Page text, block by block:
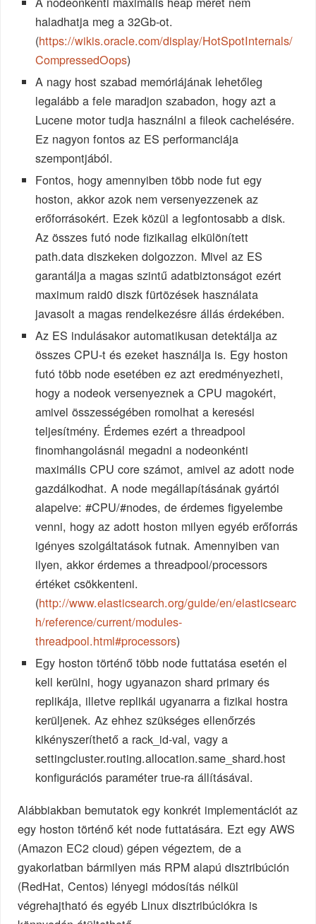
haladhatja meg a 32Gb-ot.
(https://wikis.oracle.com/display/HotSpotInternals/
CompressedOops)
A nagy host szabad memóriájának lehetőleg
legalább a fele maradjon szabadon, hogy azt a
Lucene motor tudja használni a fileok cachelésére.
Ez nagyon fontos az ES performanciája
szempontjából.
Fontos, hogy amennyiben több node fut egy
hoston, akkor azok nem versenyezzenek az
erőforrásokért. Ezek közül a legfontosabb a disk.
Az összes futó node fizikailag elkülönített
path.data diszkeken dolgozzon. Mivel az ES
garantálja a magas szintű adatbiztonságot ezért
maximum raid0 diszk fürtözések használata
javasolt a magas rendelkezésre állás érdekében.
Az ES indulásakor automatikusan detektálja az
összes CPU-t és ezeket használja is. Egy hoston
futó több node esetében ez azt eredményezheti,
hogy a nodeok versenyeznek a CPU magokért,
amivel összességében romolhat a keresési
teljesítmény. Érdemes ezért a threadpool
finomhangolásnál megadni a nodeonkénti
maximális CPU core számot, amivel az adott node
gazdálkodhat. A node megállapításának gyártói
alapelve: #CPU/#nodes, de érdemes figyelembe
venni, hogy az adott hoston milyen egyéb erőforrás
igényes szolgáltatások futnak. Amennyiben van
ilyen, akkor érdemes a threadpool/processors
értéket csökkenteni.
(http://www.elasticsearch.org/guide/en/elasticsearc
h/reference/current/modules-
threadpool.html#processors)
Egy hoston történő több node futtatása esetén el
kell kerülni, hogy ugyanazon shard primary és
replikája, illetve replikái ugyanarra a fizikai hostra
kerüljenek. Az ehhez szükséges ellenőrzés
kikényszeríthető a rack_id-val, vagy a
settingcluster.routing.allocation.same_shard.host
konfigurációs paraméter true-ra állításával.
Alábbiakban bemutatok egy konkrét implementációt az
egy hoston történő két node futtatására. Ezt egy AWS
(Amazon EC2 cloud) gépen végeztem, de a
gyakorlatban bármilyen más RPM alapú disztribúción
(RedHat, Centos) lényegi módosítás nélkül
végrehajtható és egyéb Linux disztribúciókra is